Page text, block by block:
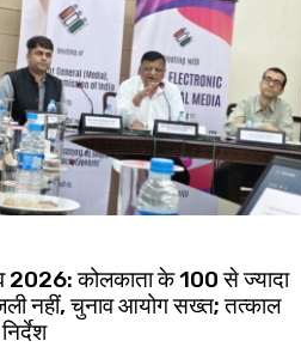
2026: कोलकाता के 100 से ज्यादा
नहीं, चुनाव आयोग सख्त; तत्काल